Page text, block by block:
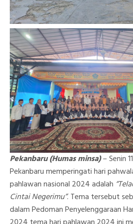
Pekanbaru (Humas minsa)– Senin
Pekanbaru memperingati hari
pahlawan nasional 2024 adalah
Cintai Negerimu”. Tema tersebut
dalam Pedoman Penyelenggaraan